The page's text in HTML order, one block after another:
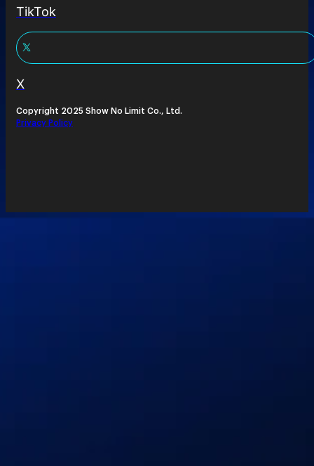
TikTok
X
Copyright 2025 Show No Limit Co., Ltd.
Privacy Policy